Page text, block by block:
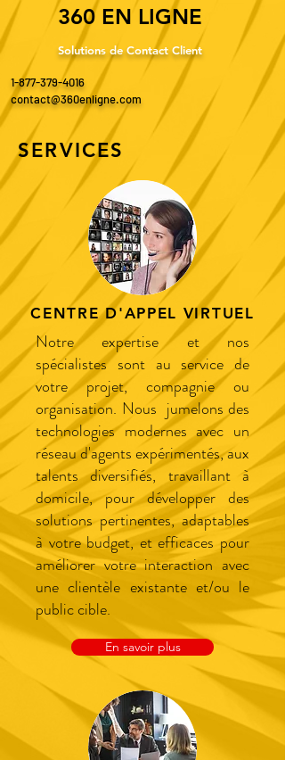
360 EN LIGNE
Solutions de Contact Client
1-877-379-4016
contact@360enligne.com
SERVICES
CENTRE D'APPEL VIRTUEL
Notre expertise et nos
spécialistes sont au service de
votre projet, compagnie ou
organisation. Nous jumelons des
technologies modernes avec un
réseau d'agents expérimentés, aux
talents diversifiés, travaillant à
domicile, pour développer des
solutions pertinentes, adaptables
à votre budget, et efficaces pour
améliorer votre interaction avec
une clientèle existante et/ou le
public cible.
En savoir plus